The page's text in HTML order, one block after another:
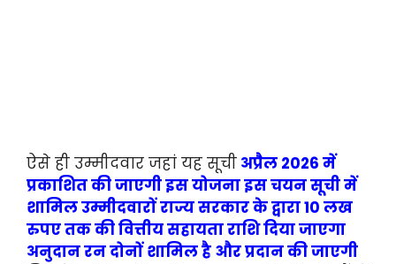
ऐसे ही उम्मीदवार जहां यह सूची अप्रैल 2026 में
प्रकाशित की जाएगी इस योजना इस चयन सूची में
शामिल उम्मीदवारों राज्य सरकार के द्वारा 10 लख
रुपए तक की वित्तीय सहायता राशि दिया जाएगा
अनुदान रन दोनों शामिल है और प्रदान की जाएगी